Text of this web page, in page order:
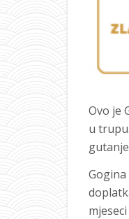
Ovo je
u